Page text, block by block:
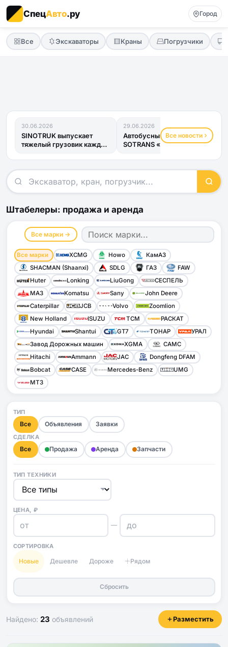
СпецАвто.ру Город
Все Экскаваторы Краны Погрузчики
30.06.2026
SINOTRUK выпускает
тяжелый грузовик каждые
29.06.2026
Автобусный прицеп
SOTRANS «Хвост
и готов к...
Все новости
Штабелеры: продажа и аренда
Все марки →
Все марки XCMG Howo
КамАЗ
SHACMAN (Shaanxi)
SDLG ГАЗ
FAW
Huter
Lonking LiuGong
СЕСПЕЛЬ
МАЗ
Komatsu Sany
John Deere
Caterpillar
JCB Volvo
Zoomlion
New Holland
ISUZU TCM
РАСКАТ
Hyundai
Shantui GT7 ТОНАР
УРАЛ
Завод Дорожных машин
XGMA
CAMC
Hitachi
Ammann JAC
Dongfeng DFAM
Bobcat
CASE Mercedes-Benz
UMG
МТЗ
ТИП
Все Объявления Заявки
СДЕЛКА
Все Продажа Аренда Запчасти
ТИП ТЕХНИКИ
ЦЕНА, ₽
—
СОРТИРОВКА
Новые Дешевле Дороже Рядом
Сбросить
Найдено: 23 объявлений Разместить